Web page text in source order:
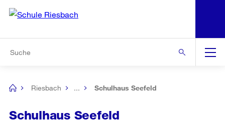
Navigation
[no
Riesbach ... Schulhaus Seefeld
Schulhaus Seefeld